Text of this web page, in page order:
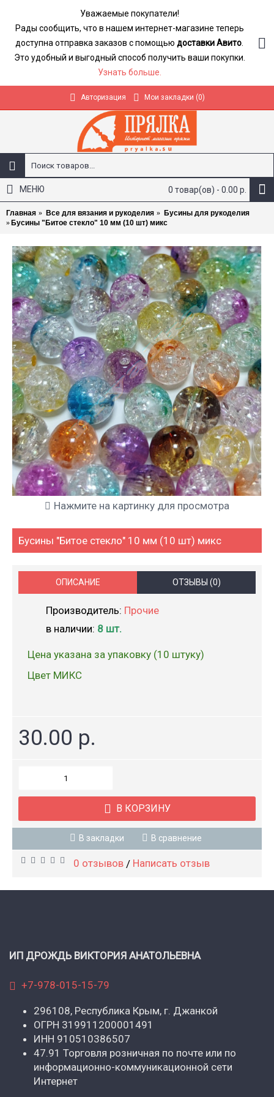
Уважаемые покупатели!
Рады сообщить, что в нашем интернет-магазине теперь
доступна отправка заказов с помощью доставки Авито
Это удобный и выгодный способ получить ваши покупки.
Узнать больше.
Авторизация Мои закладки (0)
0 товар(ов) - 0.00 р.
МЕНЮ
Главная Все для вязания и рукоделия
Бусины для рукоделия
Бусины "Битое стекло" 10 мм (10 шт) микс
Нажмите на картинку для просмотра
Бусины "Битое стекло" 10 мм (10 шт) микс
ОПИСАНИЕ ОТЗЫВЫ (0)
Производитель: Прочие
в наличии: 8 шт.
Цена указана за упаковку (10 штуку)
Цвет МИКС
30.00 р.
В КОРЗИНУ
В закладки В сравнение
0 отзывов / Написать отзыв
ИП ДРОЖДЬ ВИКТОРИЯ АНАТОЛЬЕВНА
+7-978-015-15-79
296108, Республика Крым, г. Джанкой
ОГРН 319911200001491
ИНН 910510386507
47.91 Торговля розничная по почте или по
информационно-коммуникационной сети
Интернет